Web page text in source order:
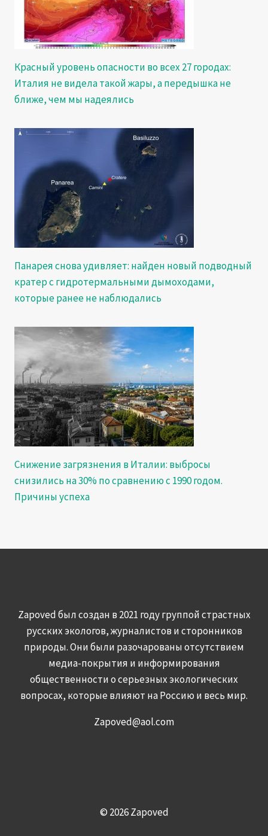
Красный уровень опасности во всех 27 городах:
Италия не видела такой жары, а передышка не
ближе, чем мы надеялись
Панарея снова удивляет: найден новый подводный
кратер с гидротермальными дымоходами,
которые ранее не наблюдались
Снижение загрязнения в Италии: выбросы
снизились на 30% по сравнению с 1990 годом.
Причины успеха
Zapoved был создан в 2021 году группой страстных
русских экологов, журналистов и сторонников
природы. Они были разочарованы отсутствием
медиа-покрытия и информирования
общественности о серьезных экологических
вопросах, которые влияют на Россию и весь мир.
Zapoved@aol.com
© 2026 Zapoved